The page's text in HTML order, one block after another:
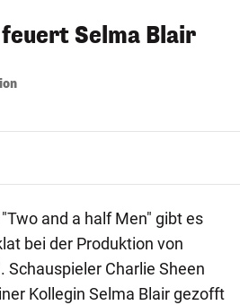
Selma Blair
and a half Men" gibt es
bei der Produktion von
Schauspieler Charlie Sheen
Kollegin Selma Blair gezofft